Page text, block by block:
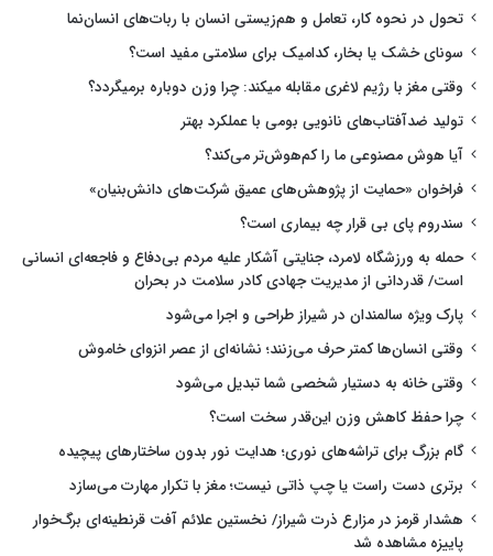
تحول در نحوه کار، تعامل و هم‌زیستی انسان با ربات‌های انسان‌نما
سونای خشک یا بخار، کدامیک برای سلامتی مفید است؟
وقتی مغز با رژیم لاغری مقابله میکند: چرا وزن دوباره برمیگردد؟
تولید ضدآفتاب‌های نانویی بومی با عملکرد بهتر
آیا هوش مصنوعی ما را کم‌هوش‌تر می‌کند؟
فراخوان «حمایت از پژوهش‌های عمیق شرکت‌های دانش‌بنیان»
سندروم پای بی قرار چه بیماری است؟
حمله به ورزشگاه لامرد، جنایتی آشکار علیه مردم بی‌دفاع و فاجعه‌ای انسانی
است/ قدردانی از مدیریت جهادی کادر سلامت در بحران
پارک ویژه سالمندان در شیراز طراحی و اجرا می‌شود
وقتی انسان‌ها کمتر حرف می‌زنند؛ نشانه‌ای از عصر انزوای خاموش
وقتی خانه به دستیار شخصی شما تبدیل می‌شود
چرا حفظ کاهش وزن این‌قدر سخت است؟
گام بزرگ برای تراشه‌های نوری؛ هدایت نور بدون ساختارهای پیچیده
برتری دست راست یا چپ ذاتی نیست؛ مغز با تکرار مهارت می‌سازد
هشدار قرمز در مزارع ذرت شیراز/ نخستین علائم آفت قرنطینه‌ای برگ‌خوار
پاییزه مشاهده شد